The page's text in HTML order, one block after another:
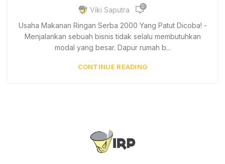
Viki Saputra 0
Usaha Makanan Ringan Serba 2000 Yang Patut Dicoba! -
Menjalankan sebuah bisnis tidak selalu membutuhkan
modal yang besar. Dapur rumah b...
CONTINUE READING